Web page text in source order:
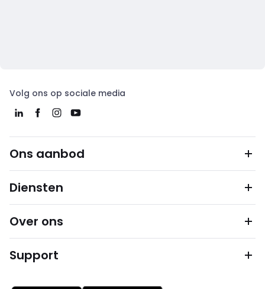
Volg ons op sociale media
Ons aanbod
Diensten
Over ons
Support